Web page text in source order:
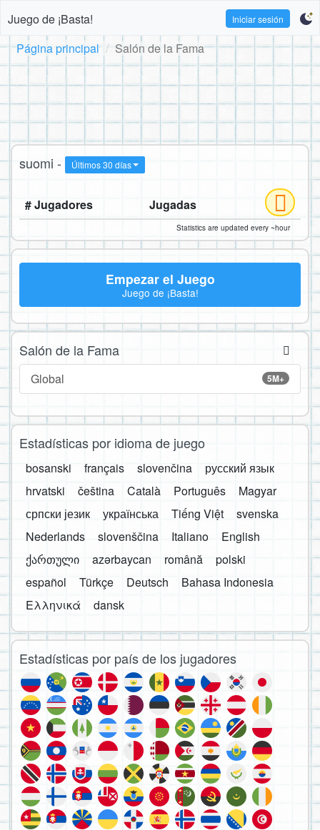
Juego de ¡Basta! Iniciar sesión
Página principal Salón de la Fama
suomi - Últimos 30 días
# Jugadores Jugadas
Statistics are updated every ~hour
Empezar el Juego
Juego de ¡Basta!
Salón de la Fama
5M+
Global
Estadísticas por idioma de juego
bosanski français slovenčina
русский язык
hrvatski
čeština Català Português
Magyar
српски језик
українська Tiếng Việt
svenska
Nederlands
slovenščina Italiano
English
ქართული
azərbaycan română
polski
español
Türkçe Deutsch
Bahasa Indonesia
Ελληνικά
dansk
Estadísticas por país de los jugadores